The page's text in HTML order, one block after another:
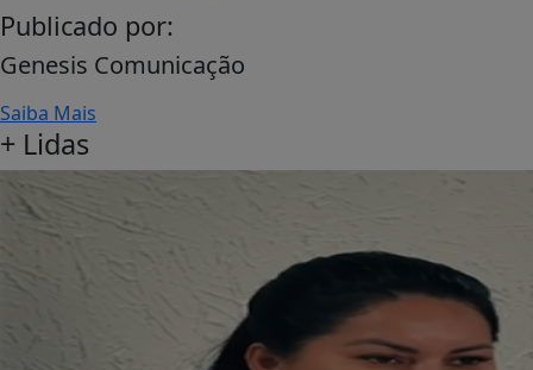
Publicado por:
Genesis Comunicação
Saiba Mais
+ Lidas